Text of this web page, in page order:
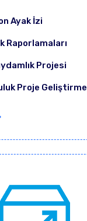
Ayak İzi
Raporlamaları
Projesi
Proje Geliştirme